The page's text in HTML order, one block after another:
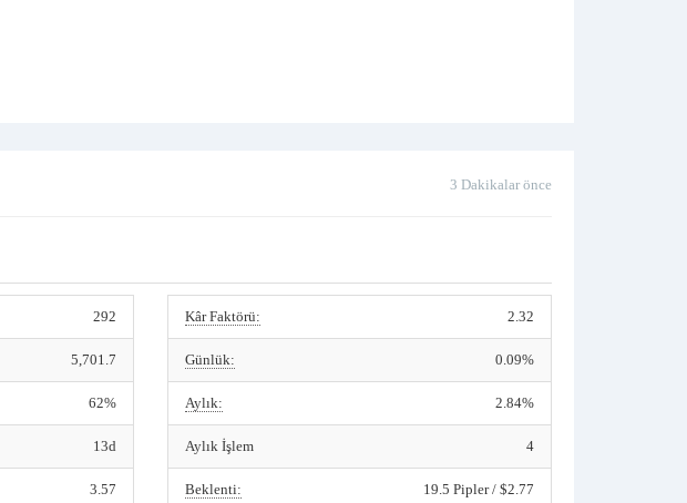
3 Dakikalar önce
292
5,701.7
62%
13d
3.57
Kâr Faktörü: 2.32
Günlük: 0.09%
Aylık: 2.84%
Aylık İşlem 4
Beklenti: 19.5 Pipler / $2.77